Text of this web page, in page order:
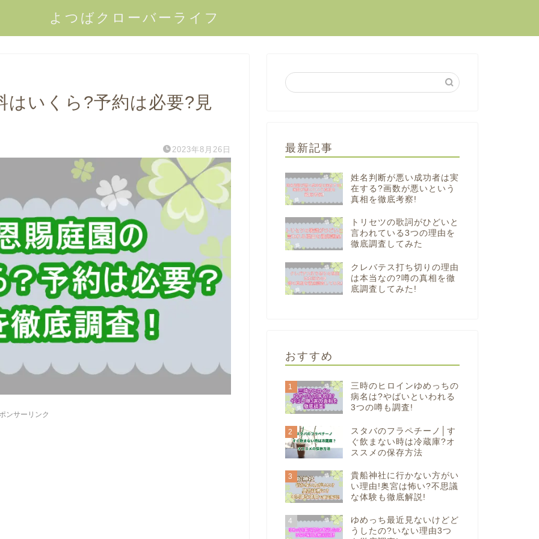
よつばクローバーライフ
はいくら?予約は必要?見
2023年8月26日
ンサーリンク
最新記事
姓名判断が悪い成功者は実
在する?画数が悪いという
真相を徹底考察!
トリセツの歌詞がひどいと
言われている3つの理由を
徹底調査してみた
クレバテス打ち切りの理由
は本当なの?噂の真相を徹
底調査してみた!
おすすめ
1
三時のヒロインゆめっちの
病名は?やばいといわれる
3つの噂も調査!
2
スタバのフラペチーノ│す
ぐ飲まない時は冷蔵庫?オ
ススメの保存方法
3
貴船神社に行かない方がい
い理由!奥宮は怖い?不思議
な体験も徹底解説!
4
ゆめっち最近見ないけどど
うしたの?いない理由3つ